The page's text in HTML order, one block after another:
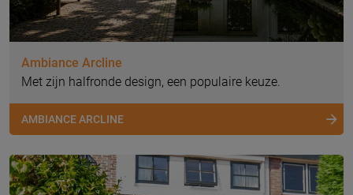
Ambiance Arcline
Met zijn halfronde design, een populaire keuze.
AMBIANCE ARCLINE